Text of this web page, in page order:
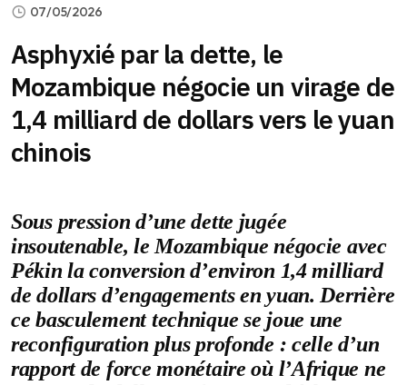
07/05/2026
Asphyxié par la dette, le
Mozambique négocie un virage de
1,4 milliard de dollars vers le yuan
chinois
Sous pression d’une dette jugée
insoutenable, le Mozambique négocie avec
Pékin la conversion d’environ 1,4 milliard
de dollars d’engagements en yuan. Derrière
ce basculement technique se joue une
reconfiguration plus profonde : celle d’un
rapport de force monétaire où l’Afrique ne